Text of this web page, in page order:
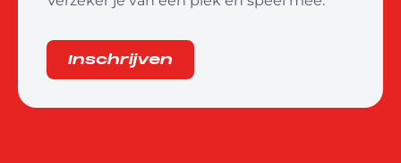
Inschrijven